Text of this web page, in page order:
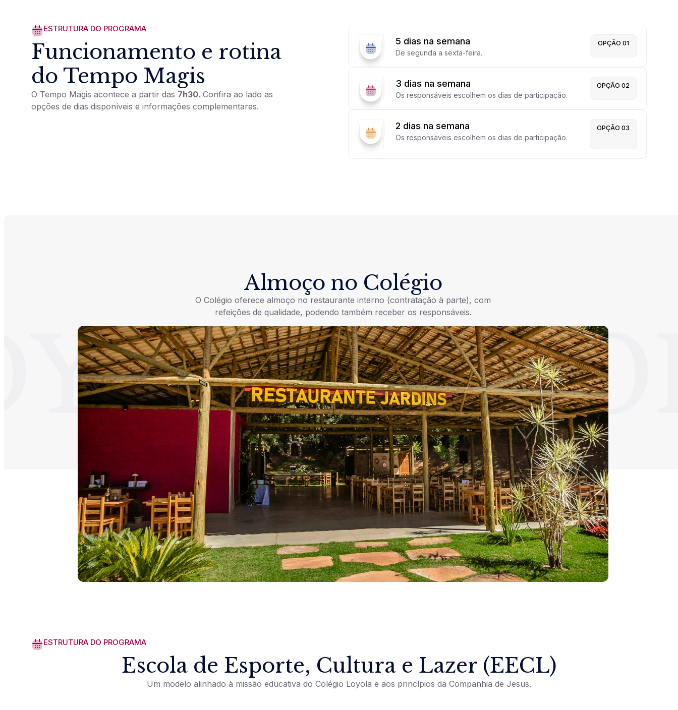
ESTRUTURA DO PROGRAMA
Funcionamento e rotina
do Tempo Magis
O Tempo Magis acontece a partir das 7h30. Confira ao lado as
opções de dias disponíveis e informações complementares.
5 dias na semana
De segunda a sexta-feira.
OPÇÃO 01
3 dias na semana
Os responsáveis escolhem os dias de participação.
OPÇÃO 02
2 dias na semana
Os responsáveis escolhem os dias de participação.
OPÇÃO 03
Almoço no Colégio
O Colégio oferece almoço no restaurante interno (contratação à parte), com
refeições de qualidade, podendo também receber os responsáveis.
ESTRUTURA DO PROGRAMA
Escola de Esporte, Cultura e Lazer (EECL)
Um modelo alinhado à missão educativa do Colégio Loyola e aos princípios da Companhia de Jesus.